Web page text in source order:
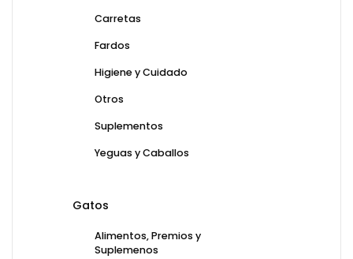
Carretas
Fardos
Higiene y Cuidado
Otros
Suplementos
Yeguas y Caballos
Gatos
Alimentos, Premios y
Suplemenos